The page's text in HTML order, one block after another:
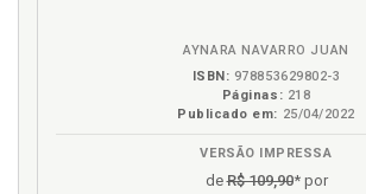
Público na questão do saneamento
Saneamento básico. Poder
saneamento básico, p. 81
Saneamento: doenças e óbitos
AYNARA NAVARRO JUAN
ISBN: 978853629802-3
Páginas: 218
Publicado em: 25/04/2022
VERSÃO IMPRESSA
deR$ 109,90* por